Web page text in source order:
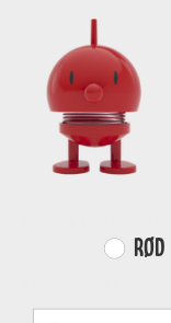
GRATIS FRAGT
499 DKK
Farvevalg
RØD